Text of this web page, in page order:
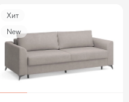
Хит
New